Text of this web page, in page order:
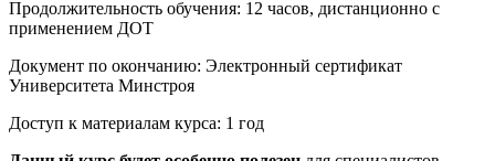
Продолжительность обучения: 12 часов, дистанционно с
применением ДОТ
Документ по окончанию: Электронный сертификат
Университета Минстроя
Доступ к материалам курса: 1 год